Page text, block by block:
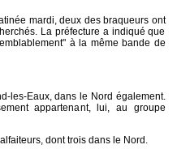
mardi, deux des braqueurs ont
La préfecture a indiqué que
à la même bande de
les-Eaux, dans le Nord également.
appartenant, lui, au groupe
dont trois dans le Nord.